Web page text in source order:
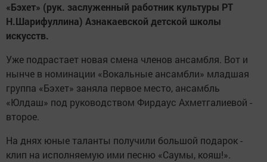
«Бэхет» (рук. заслуженный работник культуры РТ
Н.Шарифуллина) Азнакаевской детской школы
искусств.
Уже подрастает новая смена членов ансамбля. Вот и
нынче в номинации «Вокальные ансамбли» младшая
группа «Бэхет» заняла первое место, ансамбль
«Юлдаш» под руководством Фирдаус Ахметгалиевой -
второе.
На днях юные таланты получили большой подарок -
клип на исполняемую ими песню «Саумы, кояш!».